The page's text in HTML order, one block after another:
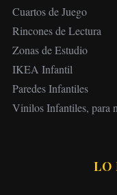
Cuartos de Juego
Rincones de Lectura
Zonas de Estudio
IKEA Infantil
Paredes Infantiles
Vinilos Infantiles, para
LO